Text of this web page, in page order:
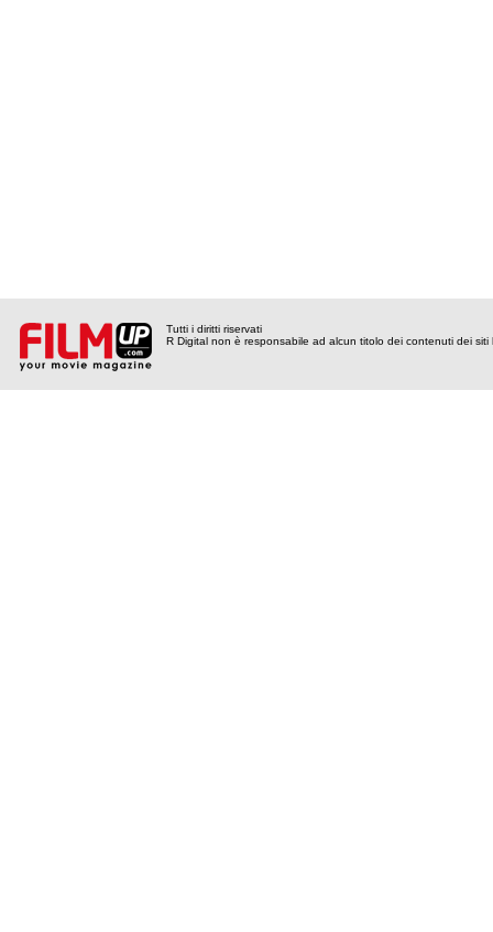
Tutti i diritti riservati
R Digital non è responsabile ad alcun titolo dei contenuti dei siti